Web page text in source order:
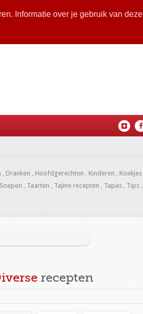
Informatie over je gebruik van deze
, Dranken , Hoofdgerechten , Kinderen , Koekjes
Soepen , Taarten , Tajine recepten , Tapas , Tips ,
recepten